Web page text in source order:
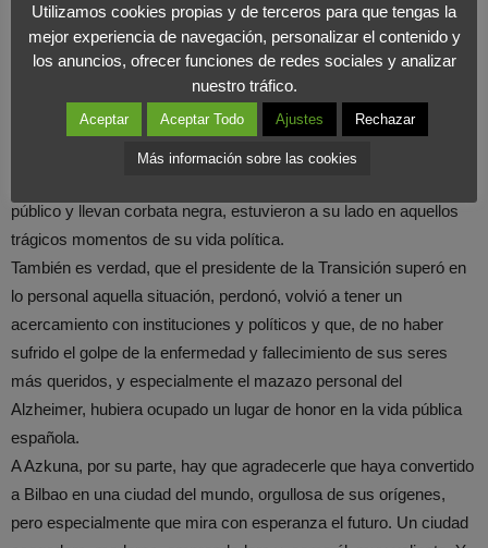
crisis económica y revolución laboral sin parangón en nuestro
país, el mismo que legalizó el PCE y por ello levantó los
cimientos y sentimientos más irrefrenables de quienes entonces
–muchos más de lo que ahora parece- querían que todo siguiera
como hasta ese momento, se vio en la más absoluta soledad.
Ninguno, repito, ninguno de los “grandes hombres de Estado” que
público y llevan corbata negra, estuvieron a su lado en aquellos
trágicos momentos de su vida política.
También es verdad, que el presidente de la Transición superó en
lo personal aquella situación, perdonó, volvió a tener un
acercamiento con instituciones y políticos y que, de no haber
sufrido el golpe de la enfermedad y fallecimiento de sus seres
más queridos, y especialmente el mazazo personal del
Alzheimer, hubiera ocupado un lugar de honor en la vida pública
española.
A Azkuna, por su parte, hay que agradecerle que haya convertido
a Bilbao en una ciudad del mundo, orgullosa de sus orígenes,
pero especialmente que mira con esperanza el futuro. Un ciudad
Utilizamos cookies propias y de terceros para que tengas la
mejor experiencia de navegación, personalizar el contenido y
los anuncios, ofrecer funciones de redes sociales y analizar
nuestro tráfico.
Aceptar Aceptar Todo Ajustes Rechazar
Más información sobre las cookies